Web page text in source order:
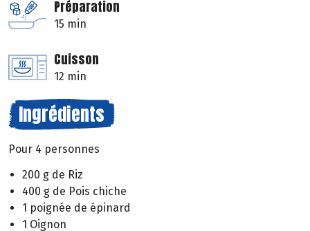
Préparation
15 min
Cuisson
12 min
Ingrédients
Pour 4 personnes
200 g de Riz
400 g de Pois chiche
1 poignée de épinard
1 Oignon